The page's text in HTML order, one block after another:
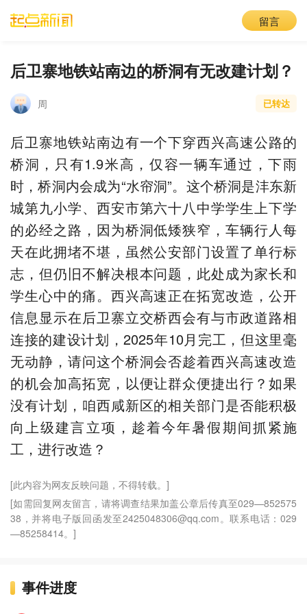
留言
后卫寨地铁站南边的桥洞有无改建计划？
周 已转达
后卫寨地铁站南边有一个下穿西兴高速公路的
桥洞，只有1.9米高，仅容一辆车通过，下雨
时，桥洞内会成为“水帘洞”。这个桥洞是沣东新
城第九小学、西安市第六十八中学学生上下学
的必经之路，因为桥洞低矮狭窄，车辆行人每
天在此拥堵不堪，虽然公安部门设置了单行标
志，但仍旧不解决根本问题，此处成为家长和
学生心中的痛。西兴高速正在拓宽改造，公开
信息显示在后卫寨立交桥西会有与市政道路相
连接的建设计划，2025年10月完工，但这里毫
无动静，请问这个桥洞会否趁着西兴高速改造
的机会加高拓宽，以便让群众便捷出行？如果
没有计划，咱西咸新区的相关部门是否能积极
向上级建言立项，趁着今年暑假期间抓紧施
工，进行改造？
[此内容为网友反映问题，不得转载。]
[如需回复网友留言，请将调查结果加盖公章后传真至029—852575
38，并将电子版回函发至2425048306@qq.com。联系电话：029
—85258414。]
事件进度